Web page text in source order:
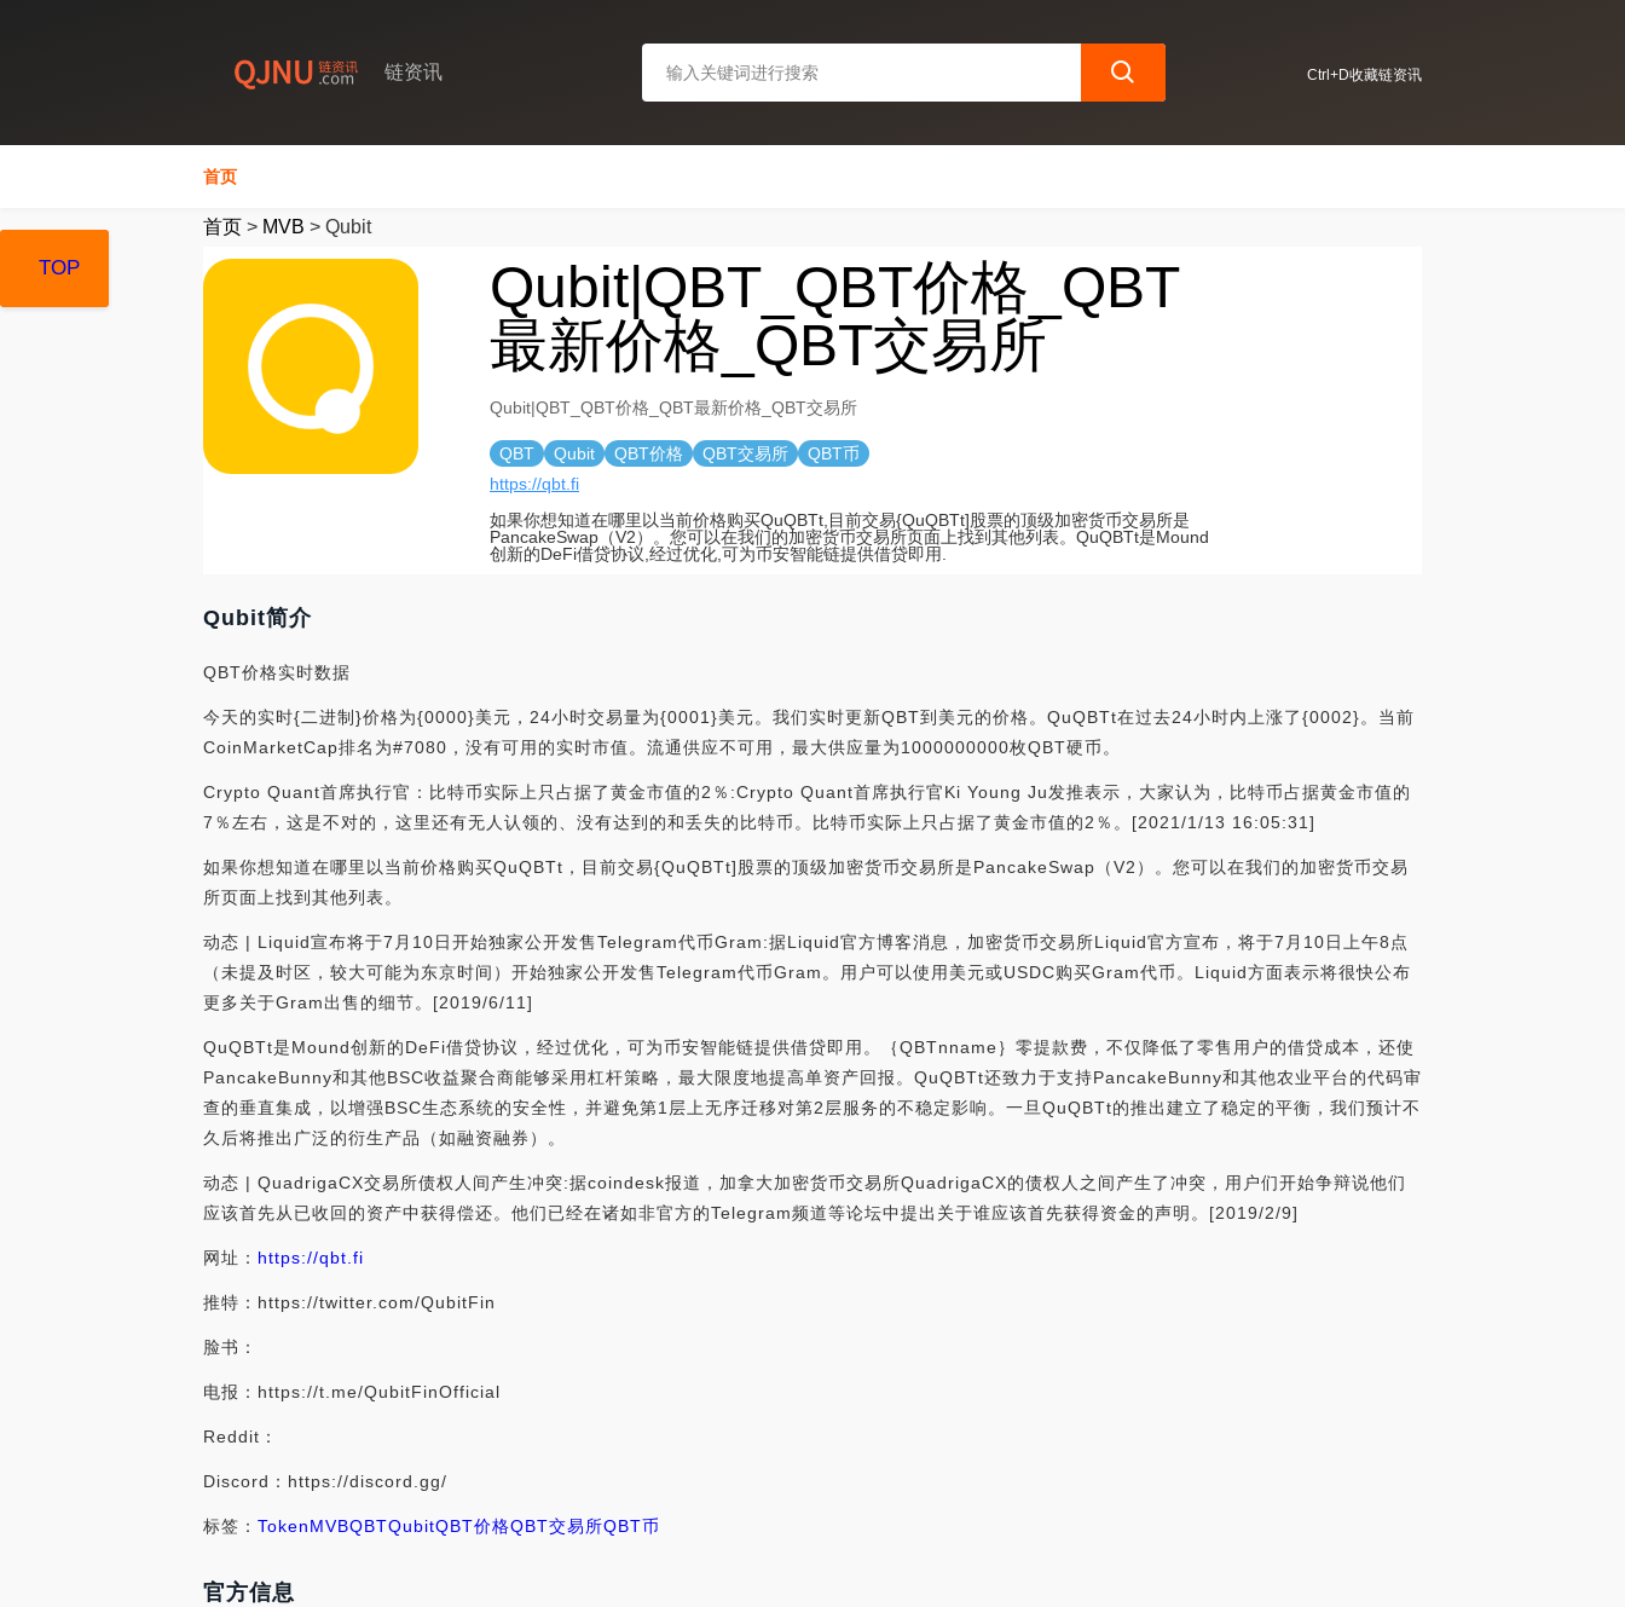
链资讯 Ctrl+D收藏链资讯
首页
首页 > MVB > Qubit
Qubit|QBT_QBT价格_QBT
最新价格_QBT交易所
Qubit|QBT_QBT价格_QBT最新价格_QBT交易所
QBT Qubit QBT价格 QBT交易所
QBT币
https://qbt.fi
如果你想知道在哪里以当前价格购买QuQBTt,目前交易{QuQBTt]股票的顶级加密货币交易所是
PancakeSwap（V2）。您可以在我们的加密货币交易所页面上找到其他列表。QuQBTt是Mound
创新的DeFi借贷协议,经过优化,可为币安智能链提供借贷即用.
Qubit简介
QBT价格实时数据
今天的实时{二进制}价格为{0000}美元，24小时交易量为{0001}美元。我们实时更新QBT到美元的价格。QuQBTt在过去24小时内上涨了{0002}。当前
CoinMarketCap排名为#7080，没有可用的实时市值。流通供应不可用，最大供应量为1000000000枚QBT硬币。
Crypto Quant首席执行官：比特币实际上只占据了黄金市值的2％:Crypto Quant首席执行官Ki Young Ju发推表示，大家认为，比特币占据黄金市值的
7％左右，这是不对的，这里还有无人认领的、没有达到的和丢失的比特币。比特币实际上只占据了黄金市值的2％。[2021/1/13 16:05:31]
如果你想知道在哪里以当前价格购买QuQBTt，目前交易{QuQBTt]股票的顶级加密货币交易所是PancakeSwap（V2）。您可以在我们的加密货币交易
所页面上找到其他列表。
动态 | Liquid宣布将于7月10日开始独家公开发售Telegram代币Gram:据Liquid官方博客消息，加密货币交易所Liquid官方宣布，将于7月10日上午8点
（未提及时区，较大可能为东京时间）开始独家公开发售Telegram代币Gram。用户可以使用美元或USDC购买Gram代币。Liquid方面表示将很快公布
更多关于Gram出售的细节。[2019/6/11]
QuQBTt是Mound创新的DeFi借贷协议，经过优化，可为币安智能链提供借贷即用。｛QBTnname｝零提款费，不仅降低了零售用户的借贷成本，还使
PancakeBunny和其他BSC收益聚合商能够采用杠杆策略，最大限度地提高单资产回报。QuQBTt还致力于支持PancakeBunny和其他农业平台的代码审
查的垂直集成，以增强BSC生态系统的安全性，并避免第1层上无序迁移对第2层服务的不稳定影响。一旦QuQBTt的推出建立了稳定的平衡，我们预计不
久后将推出广泛的衍生产品（如融资融券）。
动态 | QuadrigaCX交易所债权人间产生冲突:据coindesk报道，加拿大加密货币交易所QuadrigaCX的债权人之间产生了冲突，用户们开始争辩说他们
应该首先从已收回的资产中获得偿还。他们已经在诸如非官方的Telegram频道等论坛中提出关于谁应该首先获得资金的声明。[2019/2/9]
网址： https://qbt.fi
推特：https://twitter.com/QubitFin
脸书：
电报：https://t.me/QubitFinOfficial
Reddit：
Discord：https://discord.gg/
标签： TokenMVBQBTQubitQBT价格QBT交易所QBT币
官方信息
TOP
TOP
TOP